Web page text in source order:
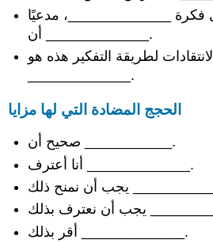
أوجه
والاختلاف
معًا
عبارات
لتقييم
الحجج
تقييم
الوضوح
عدم
_____________، مدعيًا
أن _____________.
لطريقة التفكير هذه هو
_____________.
الحجج المضادة التي لها مزايا
صحيح أن ___________.
أنا أعترف _____________.
ذلك _____________.
_____________.
أقر بذلك _____________.